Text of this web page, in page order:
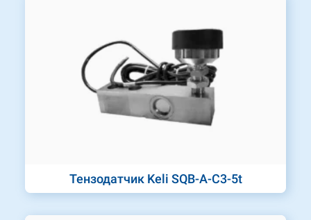
Тензодатчик Keli SQB-A-C3-5t